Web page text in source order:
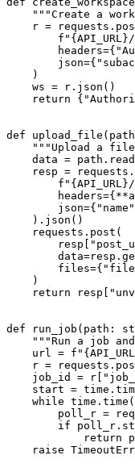
"""Create a
r =
f" {API_URL}
        headers={
        json={
    )
    ws = r.json()
return {
def upload_file (
"""Upload a file
data =
resp =
f" {API_URL}
        json={
"name"
    ).json()
    requests.post(
        resp[
        files={
    )
return resp[
def run_job ( path:
"""Run a job
    url =
f"
r =
    job_id = r[
start =
while
poll_r =
if
return
raise